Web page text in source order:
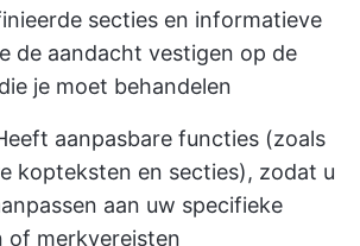
secties en informatieve
de aandacht vestigen op de
je moet behandelen
aanpasbare functies (zoals
kopteksten en secties), zodat u
aan uw specifieke
of merkvereisten